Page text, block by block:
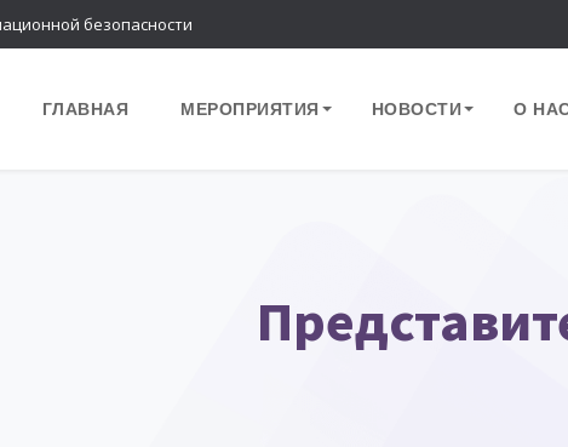
безопасности
ГЛАВНАЯ МЕРОПРИЯТИЯ НОВОСТИ О